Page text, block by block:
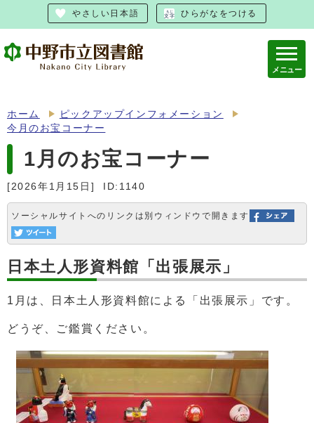
やさしい日本語 ひらがなをつける
メニュー
ホーム
ピックアップインフォメーション
今月のお宝コーナー
1月のお宝コーナー
[2026年1月15日] ID:1140
ソーシャルサイトへのリンクは別ウィンドウで開きます
日本土人形資料館「出張展示」
1月は、日本土人形資料館による「出張展示」です。
どうぞ、ご鑑賞ください。